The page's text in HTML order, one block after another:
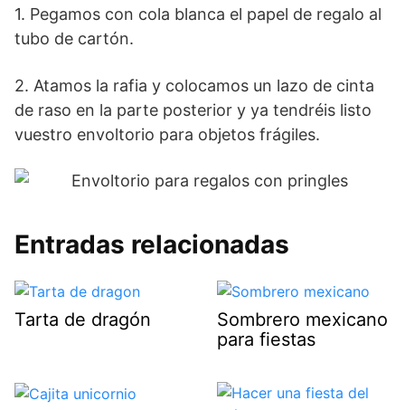
1. Pegamos con cola blanca el papel de regalo al
tubo de cartón.
2. Atamos la rafia y colocamos un lazo de cinta
de raso en la parte posterior y ya tendréis listo
vuestro envoltorio para objetos frágiles.
Entradas relacionadas
Tarta de dragón
Sombrero mexicano
para fiestas